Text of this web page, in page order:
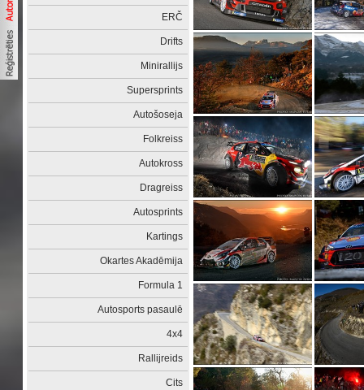
ERČ
Drifts
Minirallijs
Supersprints
Autošoseja
Folkreiss
Autokross
Dragreiss
Autosprints
Kartings
Okartes Akadēmija
Formula 1
Autosports pasaulē
4x4
Rallijreids
Cits